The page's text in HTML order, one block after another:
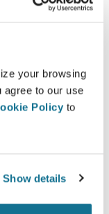
your browsing
to our use
Policy to
Show details
over de
het eigen
helpt de
keuze.